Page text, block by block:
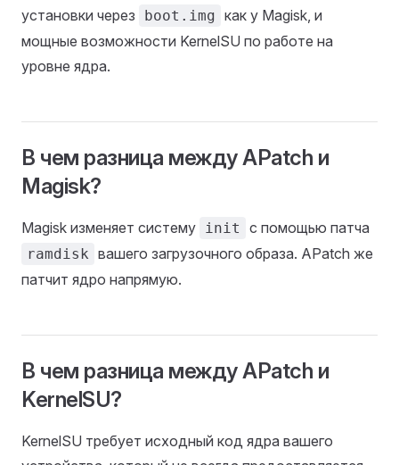
установки через
boot.img как у Magisk, и
мощные возможности KernelSU по работе на
уровне ядра.
В чем разница между APatch и
Magisk?
Magisk изменяет систему init с помощью патча
ramdisk вашего загрузочного образа. APatch же
патчит ядро напрямую.
В чем разница между APatch и
KernelSU?
KernelSU требует исходный код ядра вашего